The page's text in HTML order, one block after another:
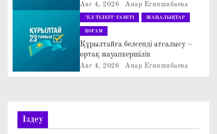
п
а
и
Авг 4, 2026 Анар Егиншибаева
"ЕЛ ТІЛЕГІ" ГАЗЕТІ ЖАҢАЛЫҚТАР
ҚОҒАМ
Құрылтайға белсенді атсалысу –
ортақ жауапкершілік
Авг 4, 2026 Анар Егиншибаева
Іздеу